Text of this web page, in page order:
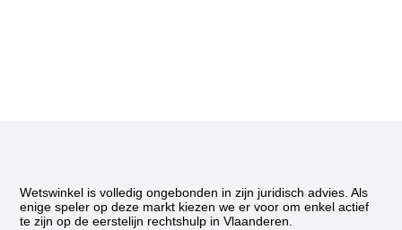
Wetswinkel is volledig ongebonden in zijn juridisch advies. Als
enige speler op deze markt kiezen we er voor om enkel actief
te zijn op de eerstelijn rechtshulp in Vlaanderen.